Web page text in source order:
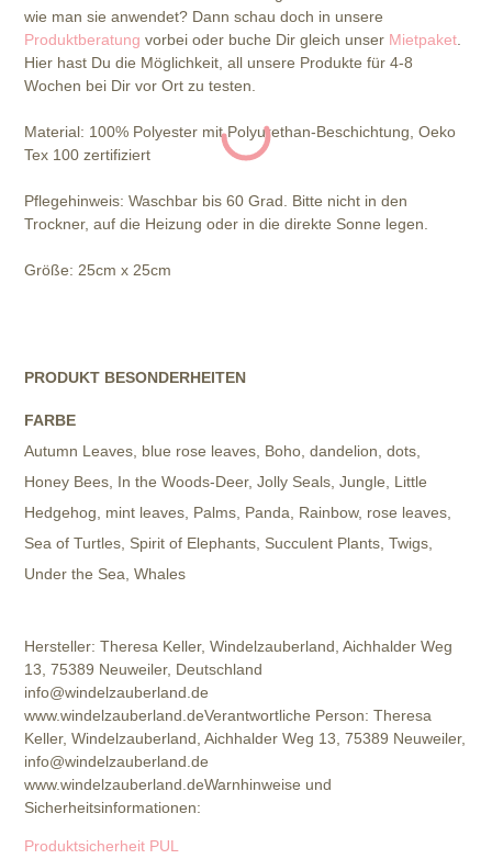
wie man sie anwendet? Dann schau doch in unsere
Produktberatung vorbei oder buche Dir gleich unser Mietpaket.
Hier hast Du die Möglichkeit, all unsere Produkte für 4-8
Wochen bei Dir vor Ort zu testen.
Material: 100% Polyester mit Polyurethan-Beschichtung, Oeko
Tex 100 zertifiziert
Pflegehinweis: Waschbar bis 60 Grad. Bitte nicht in den
Trockner, auf die Heizung oder in die direkte Sonne legen.
Größe: 25cm x 25cm
PRODUKT BESONDERHEITEN
FARBE
Autumn Leaves, blue rose leaves, Boho, dandelion, dots,
Honey Bees, In the Woods-Deer, Jolly Seals, Jungle, Little
Hedgehog, mint leaves, Palms, Panda, Rainbow, rose leaves,
Sea of Turtles, Spirit of Elephants, Succulent Plants, Twigs,
Under the Sea, Whales
Hersteller:Theresa Keller, Windelzauberland, Aichhalder Weg
13, 75389 Neuweiler, Deutschland
info@windelzauberland.de
www.windelzauberland.deVerantwortliche Person:Theresa
Keller, Windelzauberland, Aichhalder Weg 13, 75389 Neuweiler,
info@windelzauberland.de
www.windelzauberland.deWarnhinweise und
Sicherheitsinformationen:
Produktsicherheit PUL